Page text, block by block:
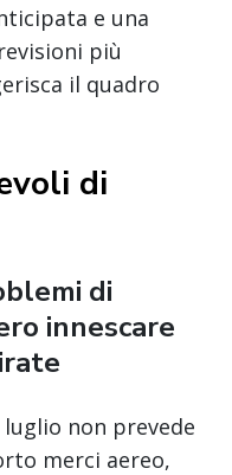
e una
più
il quadro
di
di
innescare
non prevede
merci aereo,